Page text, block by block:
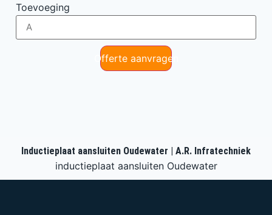
Toevoeging
Offerte aanvragen
Inductieplaat aansluiten Oudewater | A.R. Infratechniek
inductieplaat aansluiten Oudewater